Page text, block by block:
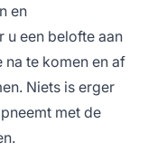
en
u een belofte aan
na te komen en af
Niets is erger
met de